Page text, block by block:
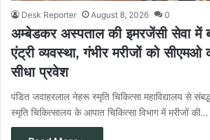
Desk Reporter August 8, 2026 0
अम्बेडकर अस्पताल की इमरजेंसी सेवा में
एंट्री व्यवस्था, गंभीर मरीजों को सीएमओ
सीधा प्रवेश
पंडित जवाहरलाल नेहरू स्मृति चिकित्सा महाविद्यालय से
स्मृति चिकित्सालय के आपात चिकित्सा विभाग में मरीजों की…